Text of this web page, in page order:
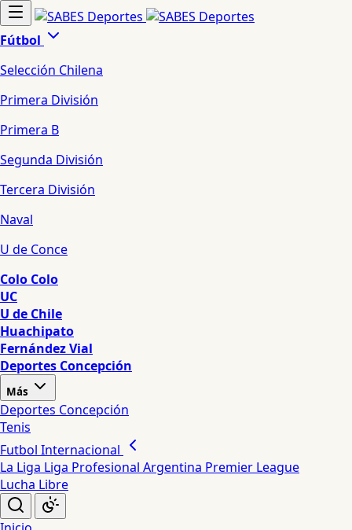
Fútbol
Selección Chilena
Primera División
Primera B
Segunda División
Tercera División
Naval
U de Conce
Colo Colo
UC
U de Chile
Huachipato
Fernández Vial
Deportes Concepción
Más
Deportes Concepción
Tenis
Futbol Internacional
La Liga Liga Profesional Argentina Premier League
Lucha Libre